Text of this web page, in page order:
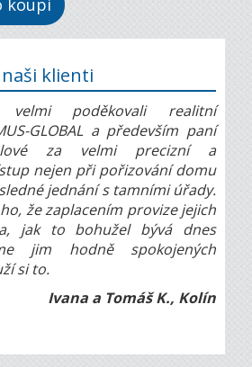
koupi
klienti
velmi poděkovali realitní
GLOBAL a především paní
za velmi precizní a
nejen při pořizování domu
jednání s tamními úřady.
že zaplacením provize jejich
jak to bohužel bývá dnes
jim hodně spokojených
si to.
Ivana a Tomáš K., Kolín